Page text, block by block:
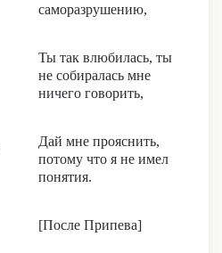
саморазрушению,
Ты так влюбилась, ты
не собиралась мне
ничего говорить,
Дай мне прояснить,
потому что я не имел
понятия.
[После Припева]